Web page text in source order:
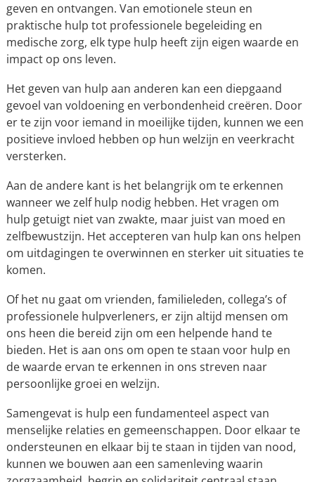
geven en ontvangen. Van emotionele steun en
praktische hulp tot professionele begeleiding en
medische zorg, elk type hulp heeft zijn eigen waarde en
impact op ons leven.
Het geven van hulp aan anderen kan een diepgaand
gevoel van voldoening en verbondenheid creëren. Door
er te zijn voor iemand in moeilijke tijden, kunnen we een
positieve invloed hebben op hun welzijn en veerkracht
versterken.
Aan de andere kant is het belangrijk om te erkennen
wanneer we zelf hulp nodig hebben. Het vragen om
hulp getuigt niet van zwakte, maar juist van moed en
zelfbewustzijn. Het accepteren van hulp kan ons helpen
om uitdagingen te overwinnen en sterker uit situaties te
komen.
Of het nu gaat om vrienden, familieleden, collega’s of
professionele hulpverleners, er zijn altijd mensen om
ons heen die bereid zijn om een helpende hand te
bieden. Het is aan ons om open te staan voor hulp en
de waarde ervan te erkennen in ons streven naar
persoonlijke groei en welzijn.
Samengevat is hulp een fundamenteel aspect van
menselijke relaties en gemeenschappen. Door elkaar te
ondersteunen en elkaar bij te staan in tijden van nood,
kunnen we bouwen aan een samenleving waarin